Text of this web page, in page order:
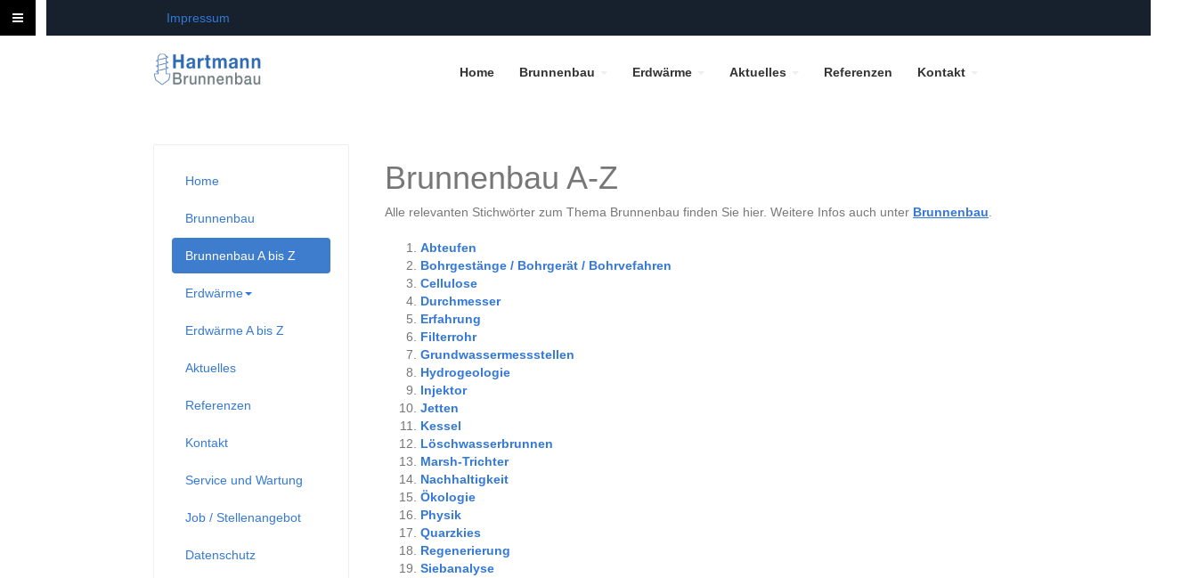
Impressum
Home Brunnenbau Erdwärme Aktuelles Referenzen Kontakt
Brunnenbau A-Z
Alle relevanten Stichwörter zum Thema Brunnenbau finden Sie hier. Weitere Infos auch unter Brunnenbau
Abteufen
Bohrgestänge / Bohrgerät / Bohrvefahren
Cellulose
Durchmesser
Erfahrung
Filterrohr
Grundwassermessstellen
Hydrogeologie
Injektor
Jetten
Kessel
Löschwasserbrunnen
Marsh-Trichter
Nachhaltigkeit
Ökologie
Physik
Quarzkies
Regenerierung
Siebanalyse
Home
Brunnenbau
Brunnenbau A bis Z
Erdwärme
Erdwärme A bis Z
Aktuelles
Referenzen
Kontakt
Service und Wartung
Job / Stellenangebot
Datenschutz